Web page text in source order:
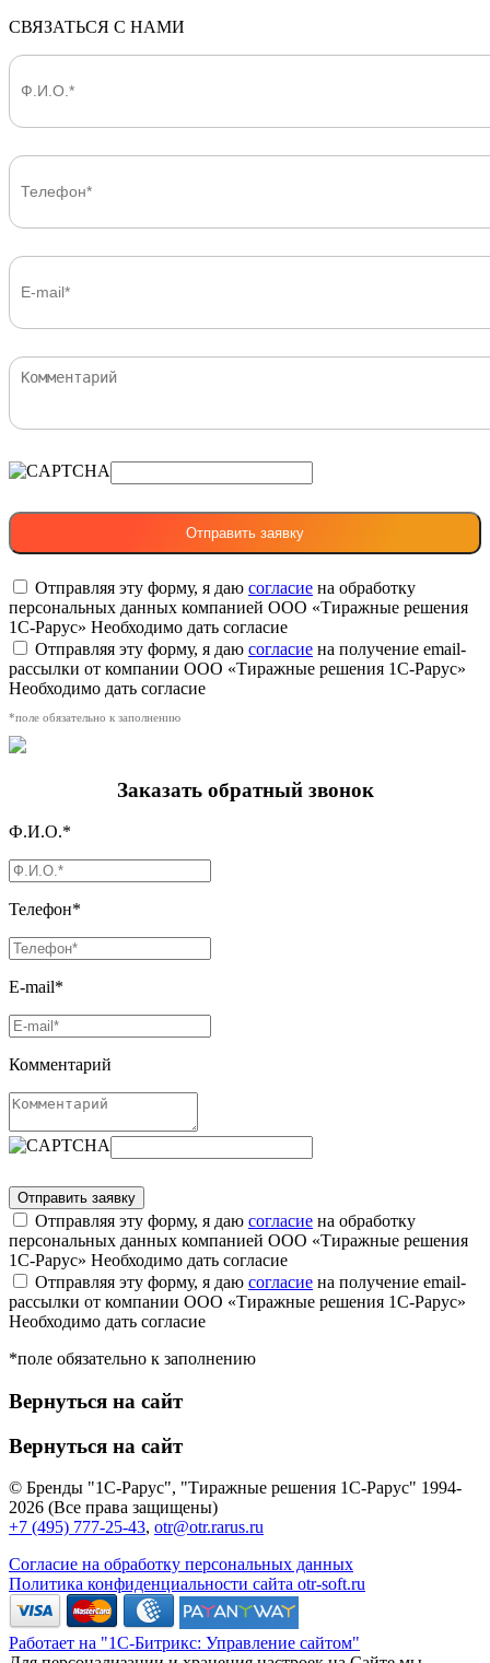
СВЯЗАТЬСЯ С НАМИ
Отправляя эту форму, я даю согласие на обработку
персональных данных компанией ООО «Тиражные решения
1С-Рарус» Необходимо дать согласие
Отправляя эту форму, я даю согласие на получение email-
рассылки от компании ООО «Тиражные решения 1С-Рарус»
Необходимо дать согласие
*поле обязательно к заполнению
Заказать обратный звонок
Ф.И.О.*
Телефон*
E-mail*
Комментарий
Отправляя эту форму, я даю согласие на обработку
персональных данных компанией ООО «Тиражные решения
1С-Рарус» Необходимо дать согласие
Отправляя эту форму, я даю согласие на получение email-
рассылки от компании ООО «Тиражные решения 1С-Рарус»
Необходимо дать согласие
*поле обязательно к заполнению
Вернуться на сайт
Вернуться на сайт
© Бренды "1С-Рарус", "Тиражные решения 1С-Рарус" 1994-
2026 (Все права защищены)
+7 (495) 777-25-43, otr@otr.rarus.ru
Согласие на обработку персональных данных
Политика конфиденциальности сайта otr-soft.ru
Работает на "1С-Битрикс: Управление сайтом"